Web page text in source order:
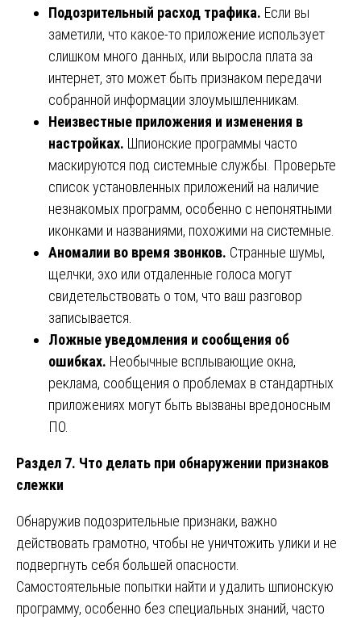
Подозрительный расход трафика. Если вы
заметили, что какое-то приложение использует
слишком много данных, или выросла плата за
интернет, это может быть признаком передачи
собранной информации злоумышленникам.
Неизвестные приложения и изменения в
настройках. Шпионские программы часто
маскируются под системные службы. Проверьте
список установленных приложений на наличие
незнакомых программ, особенно с непонятными
иконками и названиями, похожими на системные.
Аномалии во время звонков. Странные шумы,
щелчки, эхо или отдаленные голоса могут
свидетельствовать о том, что ваш разговор
записывается.
Ложные уведомления и сообщения об
ошибках. Необычные всплывающие окна,
реклама, сообщения о проблемах в стандартных
приложениях могут быть вызваны вредоносным
ПО.
Раздел 7. Что делать при обнаружении признаков
слежки
Обнаружив подозрительные признаки, важно
действовать грамотно, чтобы не уничтожить улики и не
подвергнуть себя большей опасности.
Самостоятельные попытки найти и удалить шпионскую
программу, особенно без специальных знаний, часто